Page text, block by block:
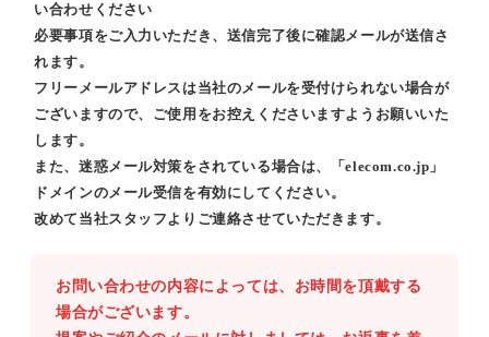
い合わせください
必要事項をご入力いただき、送信完了後に確認メールが送信さ
れます。
フリーメールアドレスは当社のメールを受付けられない場合が
ございますので、ご使用をお控えくださいますようお願いいた
します。
また、迷惑メール対策をされている場合は、「elecom.co.jp」
ドメインのメール受信を有効にしてください。
改めて当社スタッフよりご連絡させていただきます。
お問い合わせの内容によっては、お時間を頂戴する
場合がございます。